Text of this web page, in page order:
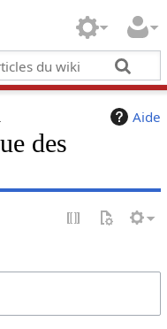
Aide
des